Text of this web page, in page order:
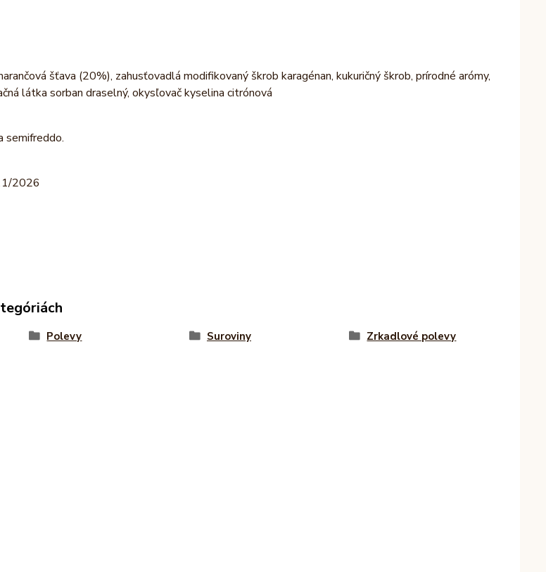
šťava (20%), zahusťovadlá modifikovaný škrob karagénan, kukuričný škrob, prírodné arómy,
látka sorban draselný, okysľovač kyselina citrónová
semifreddo.
2026
Polevy Suroviny Zrkadlové polevy